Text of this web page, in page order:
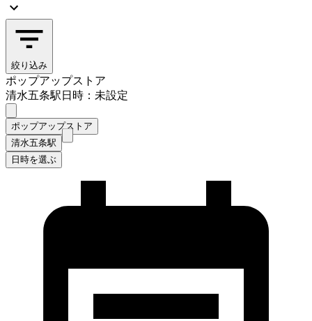
絞り込み
ポップアップストア
清水五条駅日時：未設定
ポップアップストア
清水五条駅
日時を選ぶ